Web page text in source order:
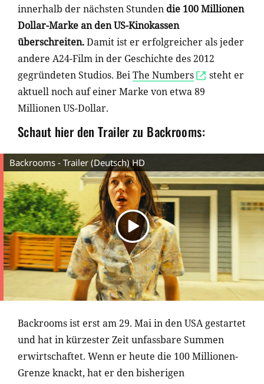
innerhalb der nächsten Stunden die 100 Millionen
Dollar-Marke an den US-Kinokassen
überschreiten.Damit ist er erfolgreicher als jeder
andere A24-Film in der Geschichte des 2012
gegründeten Studios. BeiThe Numbers
steht er
aktuell noch auf einer Marke von etwa 89
Millionen US-Dollar.
Schaut hier den Trailer zu Backrooms:
Backrooms - Trailer (Deutsch) HD
Backrooms ist erst am 29. Mai in den USA gestartet
und hat in kürzester Zeit unfassbare Summen
erwirtschaftet. Wenn er heute die 100 Millionen-
Grenze knackt, hat er den bisherigen